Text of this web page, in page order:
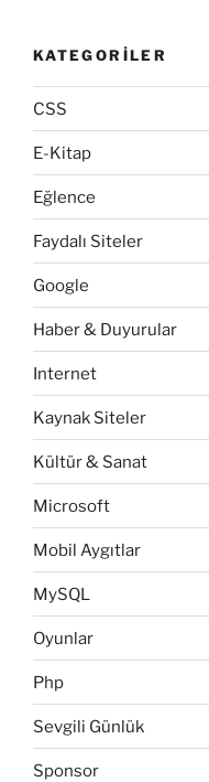
KATEGORILER
CSS
E-Kitap
Eğlence
Faydalı Siteler
Google
Haber & Duyurular
Internet
Kaynak Siteler
Kültür & Sanat
Microsoft
Mobil Aygıtlar
MySQL
Oyunlar
Php
Sevgili Günlük
Sponsor